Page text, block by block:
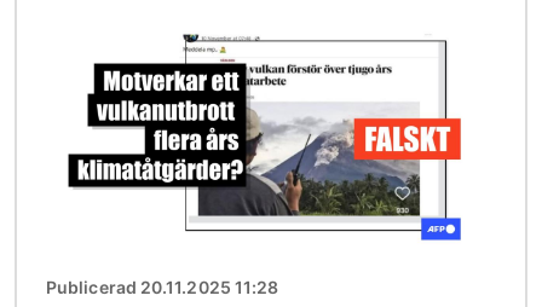
Publicerad 20.11.2025 11:28